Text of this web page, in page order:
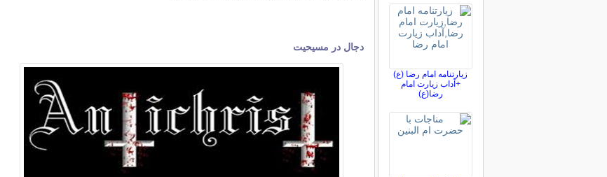
دجال در مسیحیت
زیارتنامه امام رضا (ع)
+آداب زیارت امام
رضا(ع)